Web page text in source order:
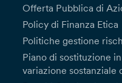
Offerta Pubblica di
Policy di Finanza Etica
Politiche gestione
Piano di sostituzione
variazione